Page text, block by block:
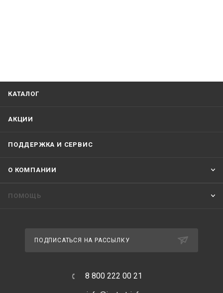
КАТАЛОГ
АКЦИИ
ПОДДЕРЖКА И СЕРВИС
О КОМПАНИИ
ПОМОЩЬ
ПОДПИСАТЬСЯ НА РАССЫЛКУ
8 800 222 00 21